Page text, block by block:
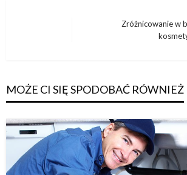
Zróżnicowanie w
MOŻE CI SIĘ SPODOBAĆ RÓWNIEŻ